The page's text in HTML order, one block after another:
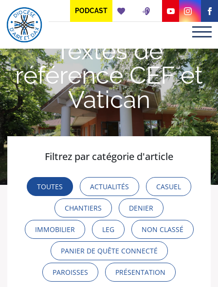
PODCAST
Textes de
référence CEF et
Vatican
Filtrez par catégorie d'article
TOUTES ACTUALITÉS CASUEL
CHANTIERS DENIER
IMMOBILIER LEG NON CLASSÉ
PANIER DE QUÊTE CONNECTÉ
PAROISSES PRÉSENTATION
Panneau de gestion des cookies